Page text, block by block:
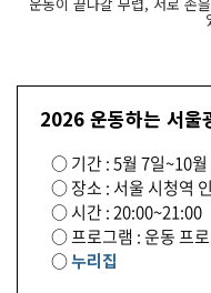
2026 운동하는 서울
○ 기간 : 5월 7일~10
○ 장소 : 서울 시청역
○ 시간 : 20:00~21:00
○ 프로그램 : 운동 프
○누리집